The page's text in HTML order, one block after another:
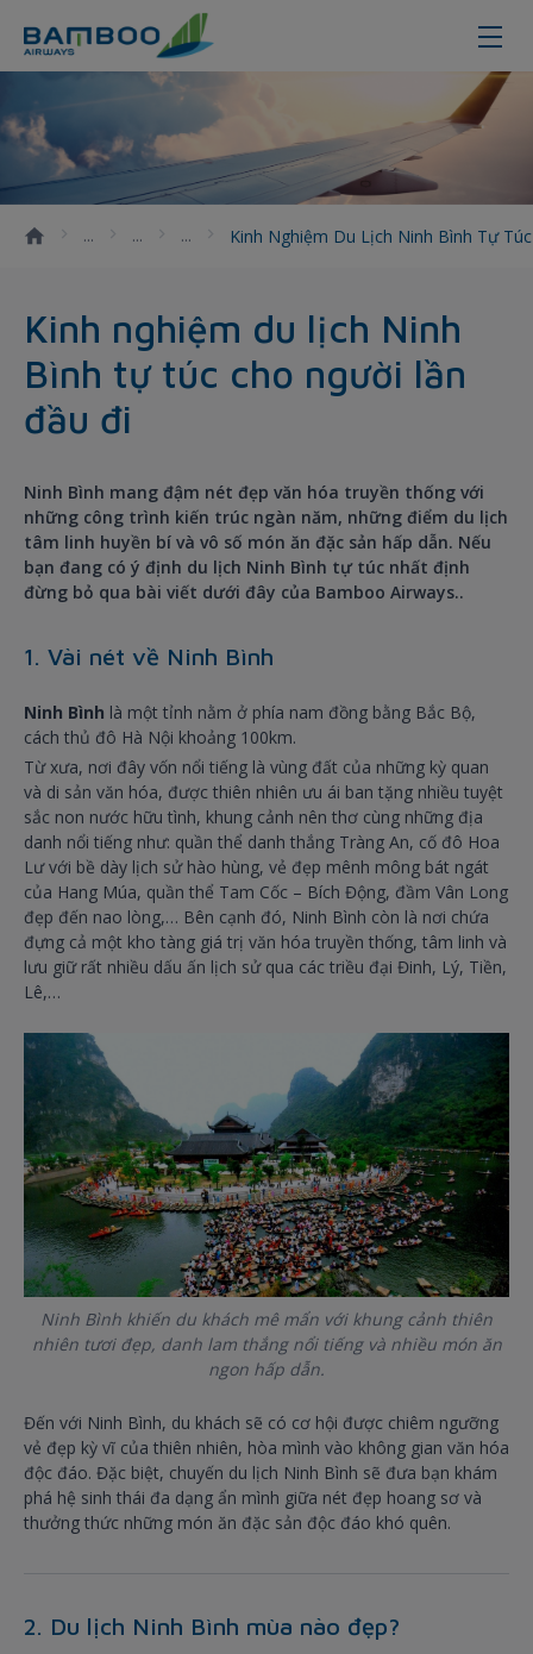
Kinh nghiệm du lịch Ninh Bình tự
Kinh Nghiệm Du Lịch Ninh Bình Tự
Kinh nghiệm du lịch Ninh
Bình tự túc cho người lần
đầu đi
Ninh Bình mang đậm nét đẹp văn hóa truyền thống với
những công trình kiến trúc ngàn năm, những điểm du lịch
tâm linh huyền bí và vô số món ăn đặc sản hấp dẫn. Nếu
bạn đang có ý định du lịch Ninh Bình tự túc nhất định
đừng bỏ qua bài viết dưới đây của Bamboo Airways..
1. Vài nét về Ninh Bình
Ninh Bình là một tỉnh nằm ở phía nam đồng bằng Bắc Bộ,
cách thủ đô Hà Nội khoảng 100km.
Từ xưa, nơi đây vốn nổi tiếng là vùng đất của những kỳ quan
và di sản văn hóa, được thiên nhiên ưu ái ban tặng nhiều tuyệt
sắc non nước hữu tình, khung cảnh nên thơ cùng những địa
danh nổi tiếng như: quần thể danh thắng Tràng An, cố đô Hoa
Lư với bề dày lịch sử hào hùng, vẻ đẹp mênh mông bát ngát
của Hang Múa, quần thể Tam Cốc – Bích Động, đầm Vân Long
đẹp đến nao lòng,… Bên cạnh đó, Ninh Bình còn là nơi chứa
đựng cả một kho tàng giá trị văn hóa truyền thống, tâm linh và
lưu giữ rất nhiều dấu ấn lịch sử qua các triều đại Đinh, Lý, Tiền,
Lê,…
Ninh Bình khiến du khách mê mẩn với khung cảnh thiên
nhiên tươi đẹp, danh lam thắng nổi tiếng và nhiều món ăn
ngon hấp dẫn.
Đến với Ninh Bình, du khách sẽ có cơ hội được chiêm ngưỡng
vẻ đẹp kỳ vĩ của thiên nhiên, hòa mình vào không gian văn hóa
độc đáo. Đặc biệt, chuyến du lịch Ninh Bình sẽ đưa bạn khám
phá hệ sinh thái đa dạng ẩn mình giữa nét đẹp hoang sơ và
thưởng thức những món ăn đặc sản độc đáo khó quên.
2. Du lịch Ninh Bình mùa nào đẹp?